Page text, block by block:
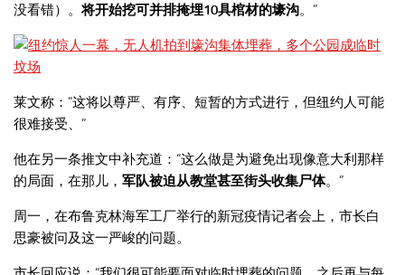
没看错）。将开始挖可并排掩埋10具棺材的壕沟。”
莱文称：“这将以尊严、有序、短暂的方式进行，但纽约人可能
很难接受、”
他在另一条推文中补充道：“这么做是为避免出现像意大利那样
的局面，在那儿， 军队被迫从教堂甚至街头收集尸体。”
周一，在布鲁克林海军工厂举行的新冠疫情记者会上，市长白
思豪被问及这一严峻的问题。